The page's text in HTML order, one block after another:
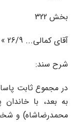
بخش 322
آقای کمالی‌... 26/9 »
شرح سند:
به بعد، با
محمدرضاشاه) و